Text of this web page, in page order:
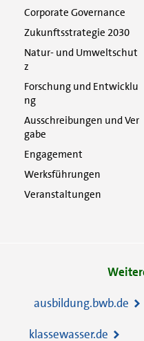
Corporate Governance
Zukunftsstrategie 2030
Natur- und Umweltschut
z
Forschung und Entwicklu
ng
Ausschreibungen und Ver
gabe
Engagement
Werksführungen
Veranstaltungen
ausbildung.bwb.de
klassewasser.de